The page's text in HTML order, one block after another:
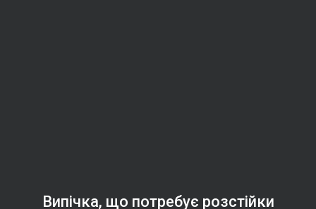
Випічка, що потребує розстійки